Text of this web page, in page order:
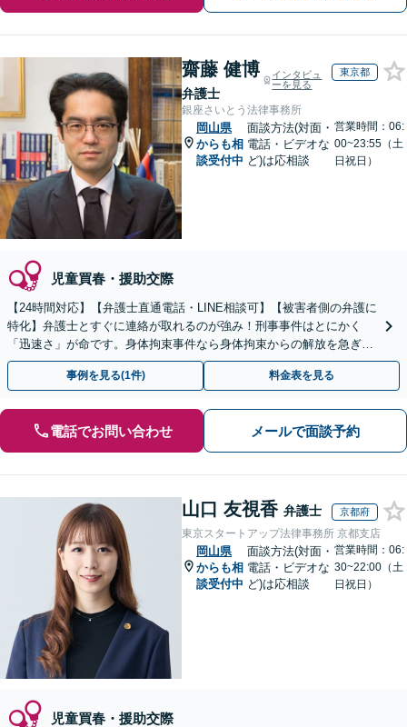
齋藤 健博
弁護士
インタビュ
ーを見る
東京都
銀座さいとう法律事務所
岡山県
からも相
談受付中
面談方法(対面・
電話・ビデオな
ど)は応相談
営業時間：06:
00~23:55（土
日祝日）
児童買春・援助交際
【24時間対応】【弁護士直通電話・LINE相談可】【被害者側の弁護に
特化】弁護士とすぐに連絡が取れるのが強み！刑事事件はとにかく
「迅速さ」が命です。身体拘束事件なら身体拘束からの解放を急ぎま
す。示談交渉はお任せください。
事例を見る(1件) 料金表を見る
電話でお問い合わせ メールで面談予約
山口 友視香 弁護士 京都府
東京スタートアップ法律事務所 京都支店
岡山県
からも相
談受付中
面談方法(対面・
電話・ビデオな
ど)は応相談
営業時間：06:
30~22:00（土
日祝日）
児童買春・援助交際